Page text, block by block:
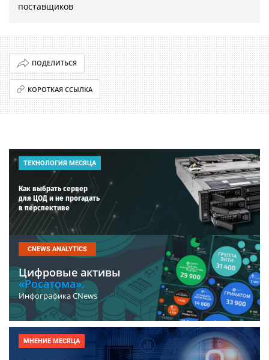
поставщиков
ПОДЕЛИТЬСЯ
КОРОТКАЯ ССЫЛКА
ТЕХНОЛОГИЯ МЕСЯЦА
Как выбрать сервер
для ЦОД и не прогадать
в перспективе
CNEWS ANALYTICS
Цифровые активы
«Росатома».
Инфографика CNews
МНЕНИЕ МЕСЯЦА